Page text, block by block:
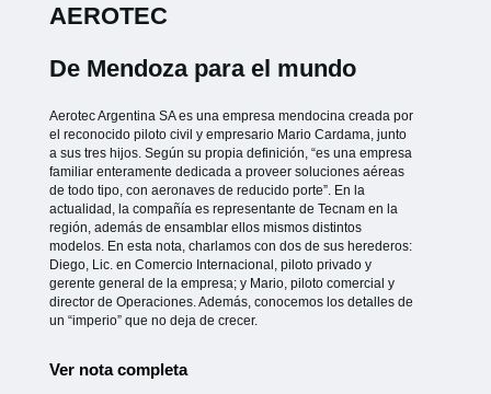
AEROTEC
De Mendoza para el mundo
Aerotec Argentina SA es una empresa mendocina creada por
el reconocido piloto civil y empresario Mario Cardama, junto
a sus tres hijos. Según su propia definición, “es una empresa
familiar enteramente dedicada a proveer soluciones aéreas
de todo tipo, con aeronaves de reducido porte”. En la
actualidad, la compañía es representante de Tecnam en la
región, además de ensamblar ellos mismos distintos
modelos. En esta nota, charlamos con dos de sus herederos:
Diego, Lic. en Comercio Internacional, piloto privado y
gerente general de la empresa; y Mario, piloto comercial y
director de Operaciones. Además, conocemos los detalles de
un “imperio” que no deja de crecer.
Ver nota completa